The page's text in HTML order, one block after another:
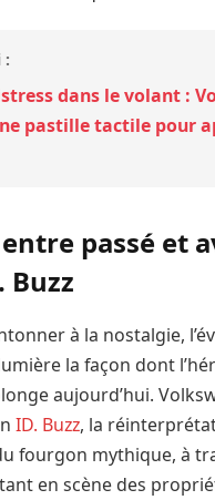
:
dans le volant :
pastille tactile pour
passé et
Buzz
à la nostalgie,
la façon dont
aujourd’hui.
ID. Buzz, la
fourgon mythique, à
en scène des